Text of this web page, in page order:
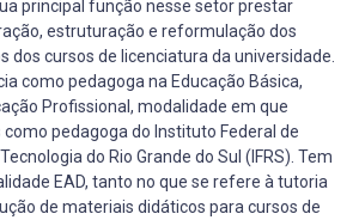
principal função nesse setor prestar
estruturação e reformulação dos
dos cursos de licenciatura da universidade.
como pedagoga na Educação Básica,
Profissional, modalidade em que
pedagoga do Instituto Federal de
do Rio Grande do Sul (IFRS). Tem
EAD, tanto no que se refere à tutoria
de materiais didáticos para cursos de